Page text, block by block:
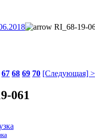
RI_68-19-
67 68 69 70 [Следующая] >
061